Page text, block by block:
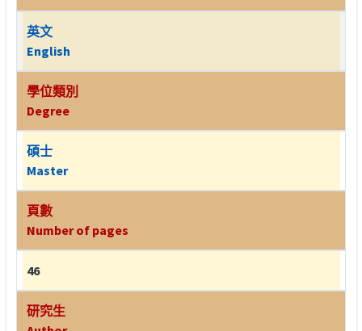
英文
English
學位類別
Degree
碩士
Master
頁數
Number of pages
46
研究生